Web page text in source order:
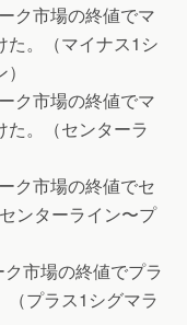
ク市場の終値でマ
た。（マイナス1シ
ク市場の終値でマ
た。（センターラ
ク市場の終値でセ
ンターライン〜プ
市場の終値でプラ
（プラス1シグマラ